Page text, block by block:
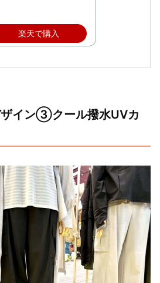
楽天で購入
イン③クール撥水UVカ